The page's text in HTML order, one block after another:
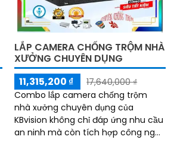
LẮP CAMERA CHỐNG TRỘM NHÀ
XƯỞNG CHUYÊN DỤNG
11,315,200 ₫
17,640,000 ₫
Combo lắp camera chống trộm
nhà xưởng chuyên dụng của
KBvision không chỉ đáp ứng nhu cầu
an ninh mà còn tích hợp công nghệ